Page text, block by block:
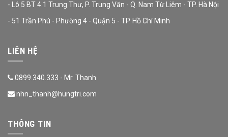
- Lô 5 BT 4.1 Trung Thư, P. Trung Văn - Q. Nam Từ Liêm - TP. Hà Nội
- 51 Trần Phú - Phường 4 - Quận 5 - TP. Hồ Chí Minh
LIÊN HỆ
0899.340.333 - Mr. Thanh
nhn_thanh@hungtri.com
THÔNG TIN